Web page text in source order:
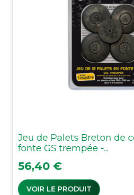
Jeu de Palets Breton de
fonte GS trempée -...
Prix
56,40 €
VOIR LE PRODUIT